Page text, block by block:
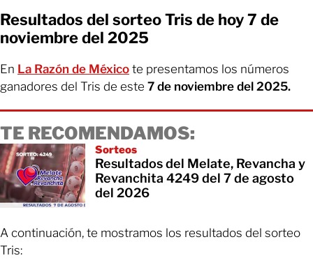
Resultados del sorteo Tris de hoy 7 de
noviembre del 2025
En La Razón de México te presentamos los números
ganadores del Tris de este 7 de noviembre del 2025.
TE RECOMENDAMOS:
Sorteos
Resultados del Melate, Revancha y
Revanchita 4249 del 7 de agosto
del 2026
A continuación, te mostramos los resultados del sorteo
Tris: